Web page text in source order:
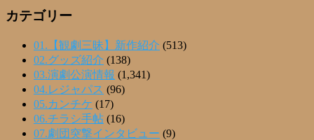
カテゴリー
01.【観劇三昧】新作紹介 (513)
02.グッズ紹介 (138)
03.演劇公演情報 (1,341)
04.レジャパス (96)
05.カンチケ (17)
06.チラシ手帖 (16)
07.劇団突撃インタビュー (9)